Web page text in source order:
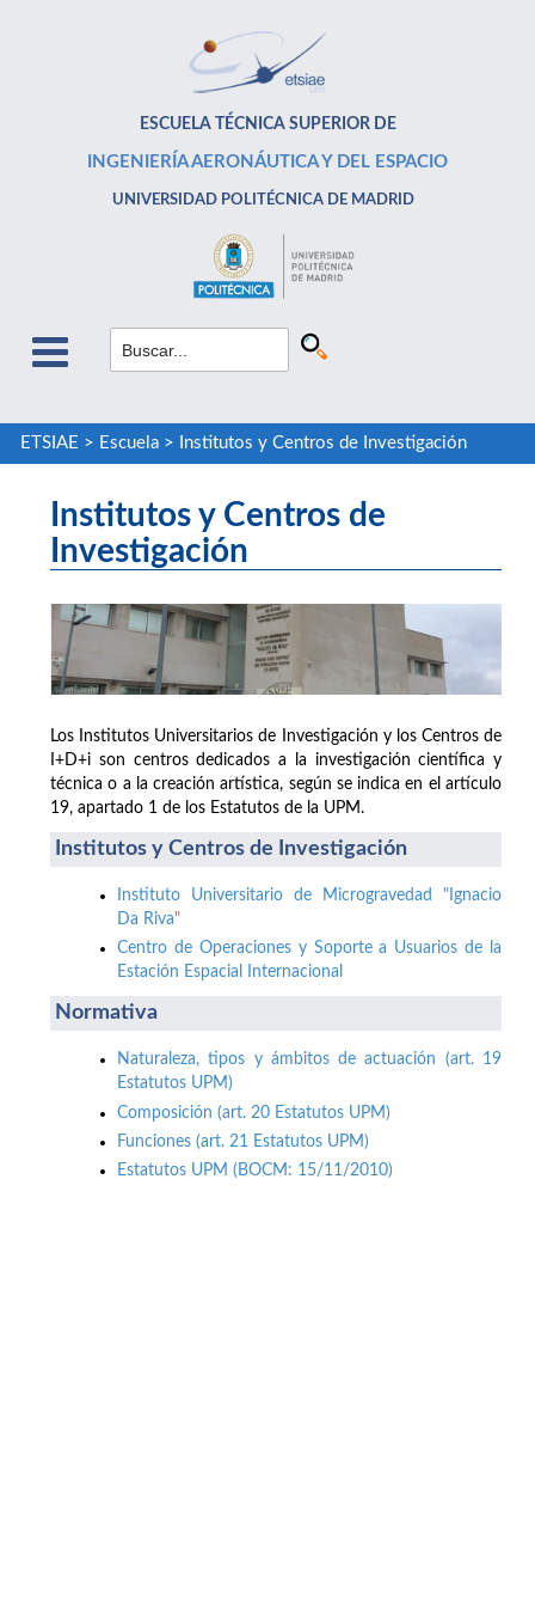
ESCUELA TÉCNICA SUPERIOR DE
INGENIERÍA AERONÁUTICA Y DEL ESPACIO
UNIVERSIDAD POLITÉCNICA DE MADRID
ETSIAE > Escuela> Institutos y Centros de Investigación
Institutos y Centros de
Investigación
Los Institutos Universitarios de Investigación y los Centros de
I+D+i son centros dedicados a la investigación científica y
técnica o a la creación artística, según se indica en el artículo
19, apartado 1 de los Estatutos de la UPM.
Institutos y Centros de Investigación
Instituto Universitario de Microgravedad "Ignacio
Da Riva"
Centro de Operaciones y Soporte a Usuarios de la
Estación Espacial Internacional
Normativa
Naturaleza, tipos y ámbitos de actuación (art. 19
Estatutos UPM)
Composición (art. 20 Estatutos UPM)
Funciones (art. 21 Estatutos UPM)
Estatutos UPM (BOCM: 15/11/2010)